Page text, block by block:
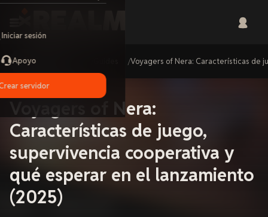
Iniciar sesión
Apoyo
servidor
Voyagers of Nera: Características de
Voyagers of Nera:
Características de juego,
supervivencia cooperativa y
qué esperar en el lanzamiento
(2025)